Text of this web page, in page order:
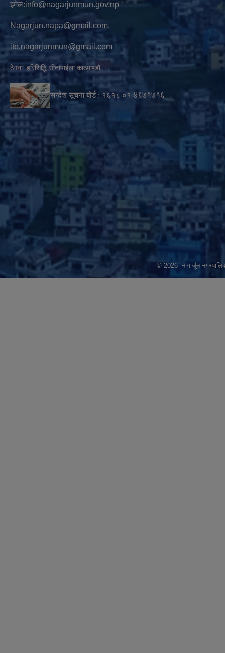
इमेल:info@nagarjunmun.gov.np
Nagarjun.napa@gmail.com,
ito.nagarjunmun@gmail.com
ठेगनाः हरिसिद्धि सीतापाईला,काठमाण्डौं ।
सन्देश सूचना बोर्ड : १६१८ ०१ ४६७१७१६
© 2026 नागार्जुन